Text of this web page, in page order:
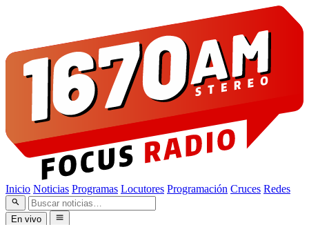
Inicio Noticias Programas Locutores Programación Cruces Redes
En vivo